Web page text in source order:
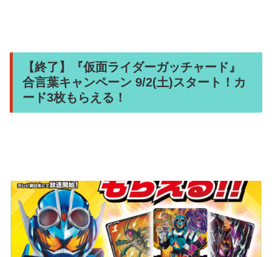
【終了】『仮面ライダーガッチャード』
合言葉キャンペーン 9/2(土)スタート！カ
ード3枚もらえる！